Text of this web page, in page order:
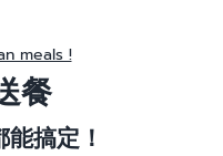
meals !
餐
搞定！